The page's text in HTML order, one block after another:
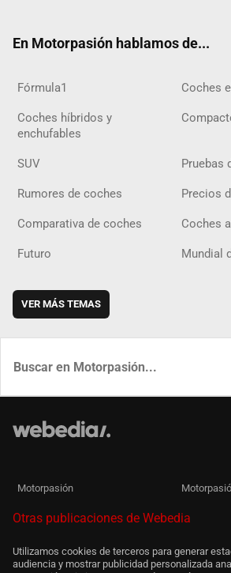
En Motorpasión hablamos de...
Fórmula1 Coches
Coches híbridos y
enchufables
SUV Pruebas
Rumores de coches Precios
Comparativa de coches Coches
Futuro Mundial
VER MÁS TEMAS
Motorpasión
Otras publicaciones de Webedia
Utilizamos cookies de terceros para generar
audiencia y mostrar publicidad personalizada